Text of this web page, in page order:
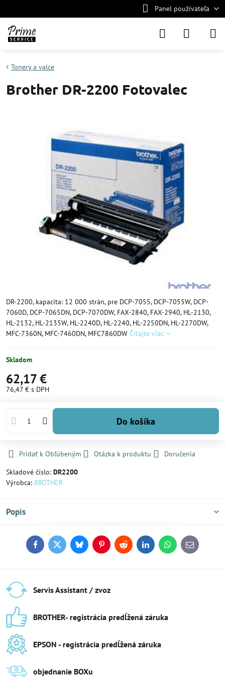
Panel používateľa
Tonery a valce
Brother DR-2200 Fotovalec
DR-2200, kapacita: 12 000 strán, pre DCP-7055, DCP-7055W, DCP-
7060D, DCP-7065DN, DCP-7070DW, FAX-2840, FAX-2940, HL-2130,
HL-2132, HL-2135W, HL-2240D, HL-2240, HL-2250DN, HL-2270DW,
MFC-7360N, MFC-7460DN, MFC7860DW Čítajte viac
Skladom
62,17 €
76,47 € s DPH
Do košíka
Pridať k Obľúbeným Otázka k produktu
Doručenia
Skladové číslo: DR2200
Výrobca: BROTHER
Popis
FacebookTwitterBlueskyPinterestReddit LinkedInWhatsApp
E-
mail
Servis Assistant / zvoz
BROTHER- registrácia predĺžená záruka
EPSON - registrácia predĺžená záruka
objednanie BOXu